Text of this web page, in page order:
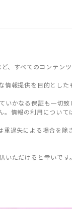
、すべてのコンテン
報提供を目的とした
いかなる保証も一切致
情報の利用について
過失による場合を除
ただけると幸いです。